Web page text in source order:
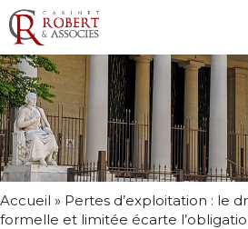
Accueil » Pertes d’exploitation : le
formelle et limitée écarte